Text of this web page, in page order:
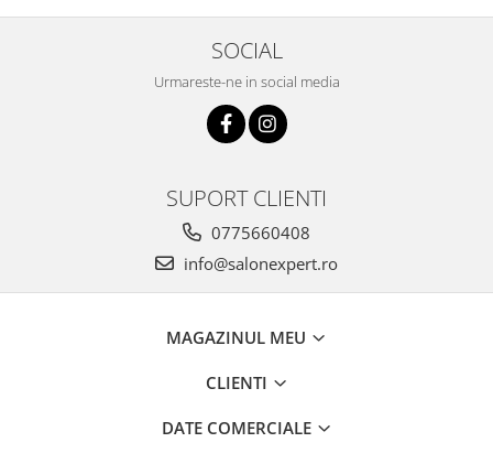
SOCIAL
Urmareste-ne in social media
SUPORT CLIENTI
0775660408
info@salonexpert.ro
MAGAZINUL MEU
CLIENTI
DATE COMERCIALE